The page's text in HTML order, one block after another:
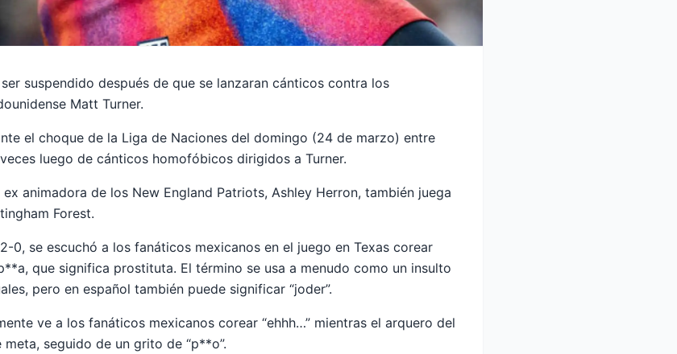
suspendido después de que se lanzaran cánticos contra los
Matt Turner.
el choque de la Liga de Naciones del domingo (24 de marzo) entre
luego de cánticos homofóbicos dirigidos a Turner.
animadora de los New England Patriots, Ashley Herron, también juega
Forest.
0, se escuchó a los fanáticos mexicanos en el juego en Texas corear
que significa prostituta. El término se usa a menudo como un insulto
pero en español también puede significar “joder”.
ve a los fanáticos mexicanos corear “ehhh…” mientras el arquero del
seguido de un grito de “p**o”.